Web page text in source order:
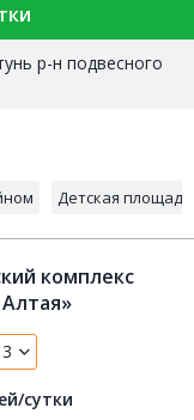
р-н подвесного
Детская
комплекс
3
сутки